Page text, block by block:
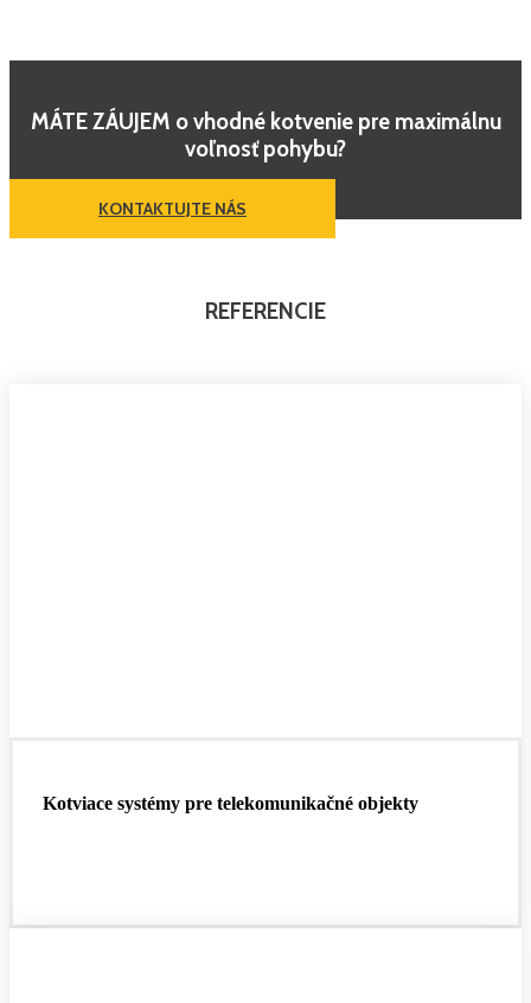
MÁTE ZÁUJEM o vhodné kotvenie pre maximálnu
voľnosť pohybu?
KONTAKTUJTE NÁS
REFERENCIE
Kotviace systémy pre telekomunikačné objekty